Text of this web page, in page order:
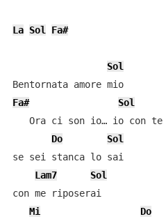
La Sol Fa#
Sol
Bentornata amore mio
Fa#
Sol
   Ora ci son io… io con te
Do
Sol
se sei stanca lo sai
Lam7
Sol
con me riposerai
Mi
Do